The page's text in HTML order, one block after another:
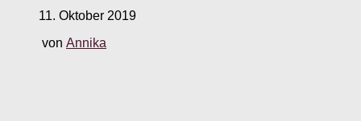
11. Oktober 2019
von Annika